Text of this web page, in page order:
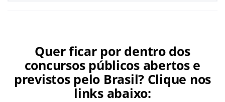
Quer ficar por dentro dos
concursos públicos abertos e
previstos pelo Brasil? Clique nos
links abaixo: